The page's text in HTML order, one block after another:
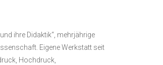
ihre Didaktik“, mehrjährige
Eigene Werkstatt seit
Hochdruck,